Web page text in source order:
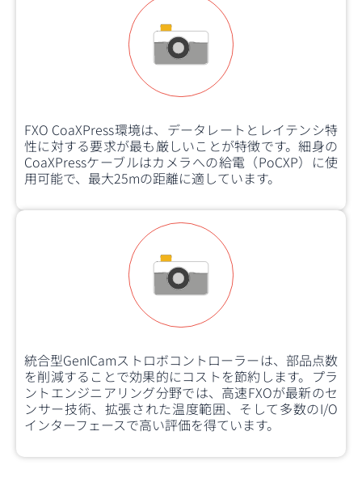
FXO CoaXPress環境は、データレートとレイテンシ特
性に対する要求が最も厳しいことが特徴です。細身の
CoaXPressケーブルはカメラへの給電（PoCXP）に使
用可能で、最大25mの距離に適しています。
統合型GenICamストロボコントローラーは、部品点数
を削減することで効果的にコストを節約します。プラ
ントエンジニアリング分野では、高速FXOが最新のセ
ンサー技術、拡張された温度範囲、そして多数のI/O
インターフェースで高い評価を得ています。